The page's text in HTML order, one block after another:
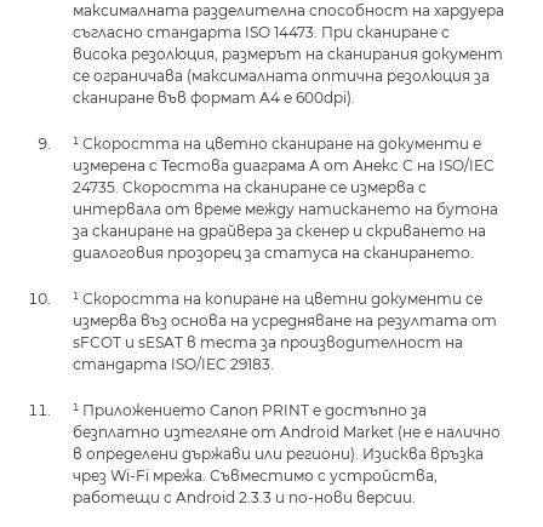
максималната разделителна способност на хардуера
съгласно стандарта ISO 14473. При сканиране с
висока резолюция, размерът на сканирания документ
се ограничава (максималната оптична резолюция за
сканиране във формат A4 е 600dpi).
¹ Скоростта на цветно сканиране на документи е
измерена с Тестова диаграма А от Анекс С на ISO/IEC
24735. Скоростта на сканиране се измерва с
интервала от време между натискането на бутона
за сканиране на драйвера за скенер и скриването на
диалоговия прозорец за статуса на сканирането.
¹ Скоростта на копиране на цветни документи се
измерва въз основа на усредняване на резултата от
sFCOT и sESAT в теста за производителност на
стандарта ISO/IEC 29183.
¹ Приложението Canon PRINT е достъпно за
безплатно изтегляне от Android Market (не е налично
в определени държави или региони). Изисква връзка
чрез Wi-Fi мрежа. Съвместимо с устройства,
работещи с Android 2.3.3 и по-нови версии.